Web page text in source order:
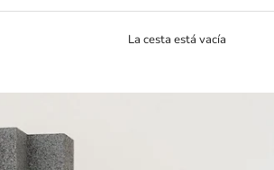
La cesta está vacía